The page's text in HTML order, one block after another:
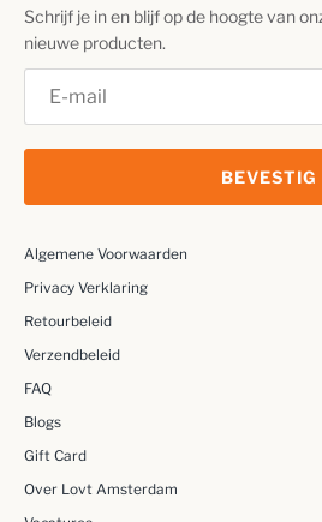
Schrijf je in en blijf op de hoogte van
nieuwe producten.
BEVESTIG
Algemene Voorwaarden
Privacy Verklaring
Retourbeleid
Verzendbeleid
FAQ
Blogs
Gift Card
Over Lovt Amsterdam